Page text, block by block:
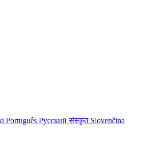
Português Русскийसंस्कृत Slovenčina